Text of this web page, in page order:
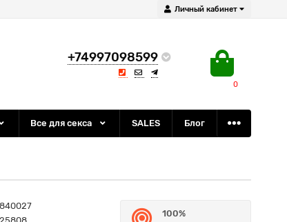
Личный кабинет
+74997098599
0
Все для секса SALES Блог
840027
100%